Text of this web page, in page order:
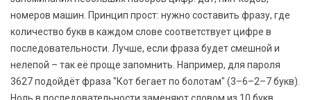
номеров машин. Принцип прост: нужно составить фразу, где
количество букв в каждом слове соответствует цифре в
последовательности. Лучше, если фраза будет смешной и
нелепой – так её проще запомнить. Например, для пароля
3627 подойдёт фраза "Кот бегает по болотам" (3–6–2–7 букв).